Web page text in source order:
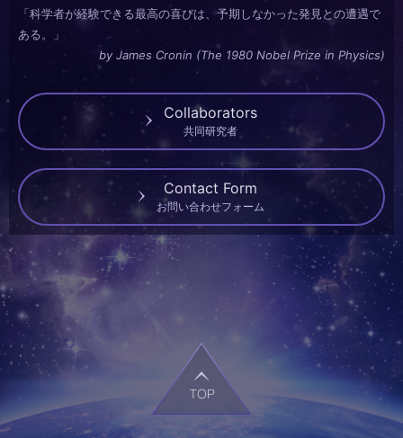
「科学者が経験できる最高の喜びは、予期しなかった発見との遭遇で
ある。」
by James Cronin (The 1980 Nobel Prize in Physics)
Collaborators
共同研究者
Contact Form
お問い合わせフォーム